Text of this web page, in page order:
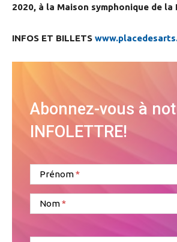
2020, à la Maison symphonique de la
INFOS ET BILLETS
Abonnez-vous à
INFOLETTRE!
Prénom
Nom